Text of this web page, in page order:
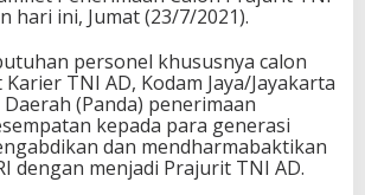
hari ini, Jumat (23/7/2021).
personel khususnya calon
TNI AD, Kodam Jaya/Jayakarta
(Panda) penerimaan
kepada para generasi
dan mendharmabaktikan
dengan menjadi Prajurit TNI AD.